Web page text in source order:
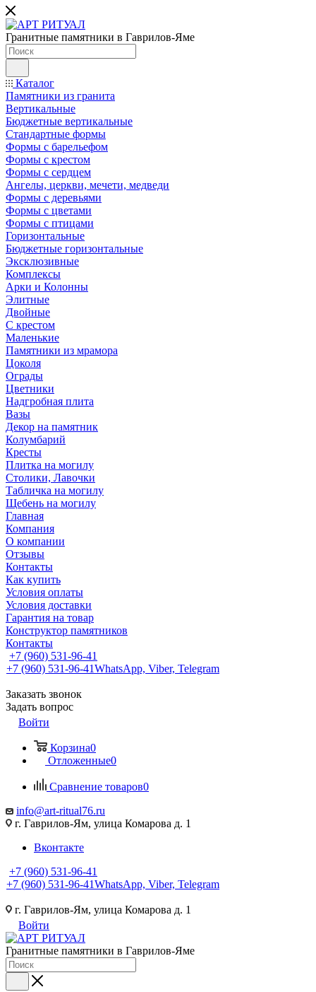
Гранитные памятники в Гаврилов-Яме
Каталог
Памятники из гранита
Вертикальные
Бюджетные вертикальные
Стандартные формы
Формы с барельефом
Формы с крестом
Формы с сердцем
Ангелы, церкви, мечети, медведи
Формы с деревьями
Формы с цветами
Формы с птицами
Горизонтальные
Бюджетные горизонтальные
Эксклюзивные
Комплексы
Арки и Колонны
Элитные
Двойные
С крестом
Маленькие
Памятники из мрамора
Цоколя
Ограды
Цветники
Надгробная плита
Вазы
Декор на памятник
Колумбарий
Кресты
Плитка на могилу
Столики, Лавочки
Табличка на могилу
Щебень на могилу
Главная
Компания
О компании
Отзывы
Контакты
Как купить
Условия оплаты
Условия доставки
Гарантия на товар
Конструктор памятников
Контакты
+7 (960) 531-96-41
+7 (960) 531-96-41WhatsApp, Viber, Telegram
Заказать звонок
Задать вопрос
Войти
Корзина0
Отложенные0
Сравнение товаров0
info@art-ritual76.ru
г. Гаврилов-Ям, улица Комарова д. 1
Вконтакте
+7 (960) 531-96-41
+7 (960) 531-96-41WhatsApp, Viber, Telegram
г. Гаврилов-Ям, улица Комарова д. 1
Войти
Гранитные памятники в Гаврилов-Яме